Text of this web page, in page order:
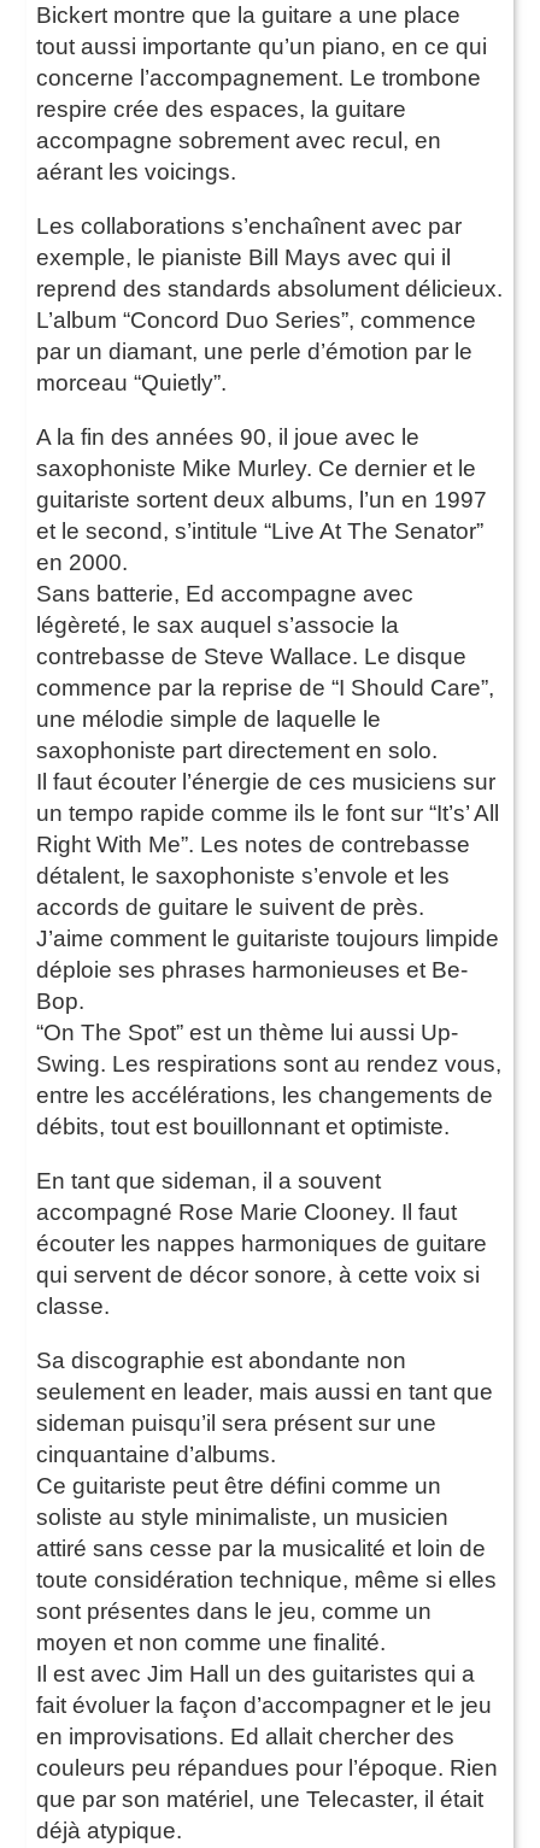
Bickert montre que la guitare a une place
tout aussi importante qu’un piano, en ce qui
concerne l’accompagnement. Le trombone
respire crée des espaces, la guitare
accompagne sobrement avec recul, en
aérant les voicings.
Les collaborations s’enchaînent avec par
exemple, le pianiste Bill Mays avec qui il
reprend des standards absolument délicieux.
L’album “Concord Duo Series”, commence
par un diamant, une perle d’émotion par le
morceau “Quietly”.
A la fin des années 90, il joue avec le
saxophoniste Mike Murley. Ce dernier et le
guitariste sortent deux albums, l’un en 1997
et le second, s’intitule “Live At The Senator”
en 2000.
Sans batterie, Ed accompagne avec
légèreté, le sax auquel s’associe la
contrebasse de Steve Wallace. Le disque
commence par la reprise de “I Should Care”,
une mélodie simple de laquelle le
saxophoniste part directement en solo.
Il faut écouter l’énergie de ces musiciens sur
un tempo rapide comme ils le font sur “It’s’ All
Right With Me”. Les notes de contrebasse
détalent, le saxophoniste s’envole et les
accords de guitare le suivent de près.
J’aime comment le guitariste toujours limpide
déploie ses phrases harmonieuses et Be-
Bop.
“On The Spot” est un thème lui aussi Up-
Swing. Les respirations sont au rendez vous,
entre les accélérations, les changements de
débits, tout est bouillonnant et optimiste.
En tant que sideman, il a souvent
accompagné Rose Marie Clooney. Il faut
écouter les nappes harmoniques de guitare
qui servent de décor sonore, à cette voix si
classe.
Sa discographie est abondante non
seulement en leader, mais aussi en tant que
sideman puisqu’il sera présent sur une
cinquantaine d’albums.
Ce guitariste peut être défini comme un
soliste au style minimaliste, un musicien
attiré sans cesse par la musicalité et loin de
toute considération technique, même si elles
sont présentes dans le jeu, comme un
moyen et non comme une finalité.
Il est avec Jim Hall un des guitaristes qui a
fait évoluer la façon d’accompagner et le jeu
en improvisations. Ed allait chercher des
couleurs peu répandues pour l’époque. Rien
que par son matériel, une Telecaster, il était
déjà atypique.